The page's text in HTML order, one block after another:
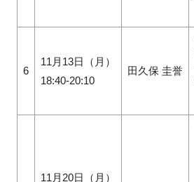
6
11月13日（月）
18:40-20:10
田久保 圭誉
11月20日（月）